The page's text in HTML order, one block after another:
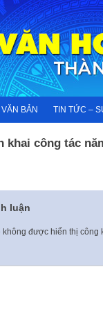
VĂN BẢN TIN TỨC –
khai công tác
luận
không được hiển thị công